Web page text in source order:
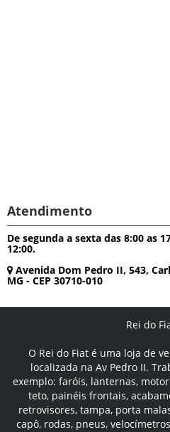
Atendimento
De segunda a sexta das 8:00 as
12:00.
Avenida Dom Pedro II, 543,
MG - CEP 30710-010
Rei do
O Rei do Fiat é uma loja de
localizada na Av Pedro II.
exemplo: faróis, lanternas,
teto, painéis frontais,
retrovisores, tampa, porta
capô, rodas, pneus,